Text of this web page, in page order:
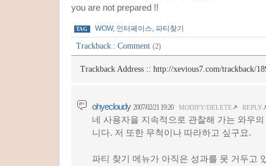
you are not prepared !!
TAG WOW, 인터페이스, 파티찾기
Trackback : Comment (2)
Trackback Address :: http://xevious7.com/trackback/
ohyecloudy 2007/02/21 19:20 MODIFY/DELETE REPLY
네 사용자을 지속적으로 관찰해 가는 와우
니다. 저 또한 무척이나 따라하고 싶구요.
파티 찾기 메뉴가 아직은 성과를 못 거두고